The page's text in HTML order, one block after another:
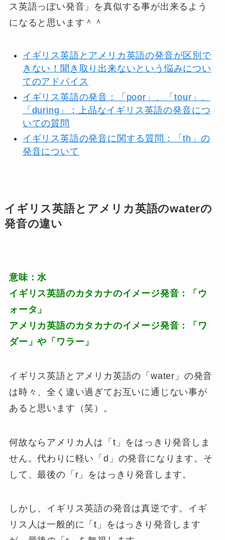
ス英語っぽい発音」を真似する事が出来るよう
になると思います＾＾
イギリス英語とアメリカ英語の発音が区別で
きない！聞き取り出来ないという悩みについ
てのアドバイス
イギリス英語の発音：「poor」、「tour」、
「during」：上品なイギリス英語の発音につ
いての質問
イギリス英語の発音に関する質問：「th」の
発音について
イギリス英語とアメリカ英語のwaterの
発音の違い
意味：水
イギリス英語のカタカナのイメージ発音：「ウ
ォータ」
アメリカ英語のカタカナのイメージ発音：「ワ
ダー」や「ワラー」
イギリス英語とアメリカ英語の「water」の発音
は時々、全く違い過ぎてお互いに通じない事が
あると思います（笑）。
何故ならアメリカ人は「t」をはっきり発音しま
せん。代わりに軽い「d」の発音になります。そ
して、最後の「r」をはっきり発音します。
しかし、イギリス英語の発音は真逆です。イギ
リス人は一般的に「t」をはっきり発音します